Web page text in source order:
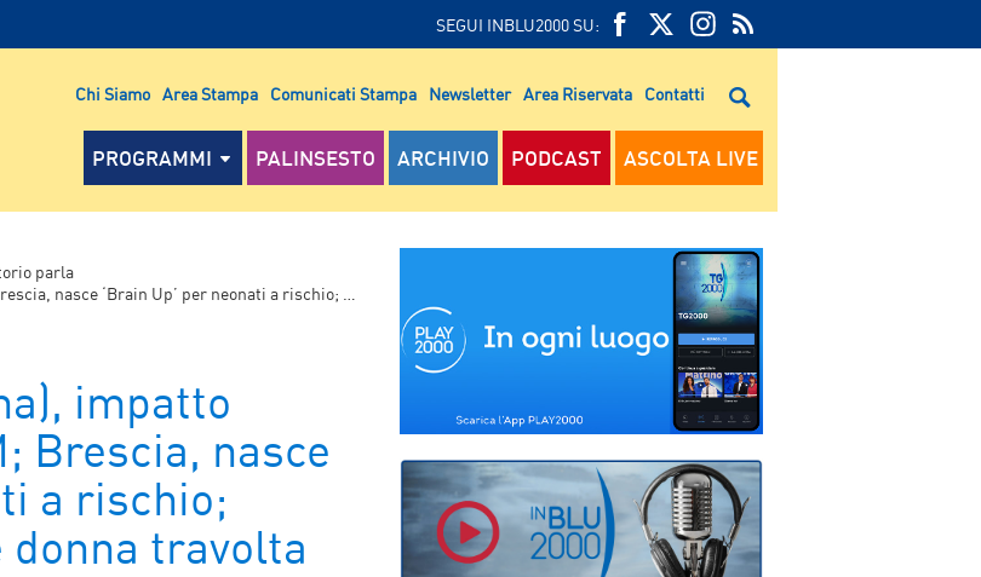
SEGUI INBLU2000 SU:
FEED
RSS
RSS
Chi Siamo Area Stampa Comunicati Stampa Newsletter Area Riservata Contatti
PROGRAMMI PALINSESTO ARCHIVIO PODCAST ASCOLTA LIVE
parla
a rischio; Favara (Ag), ricerche donna travolta da nubifragio
impatto
Brescia, nasce
a rischio;
donna travolta